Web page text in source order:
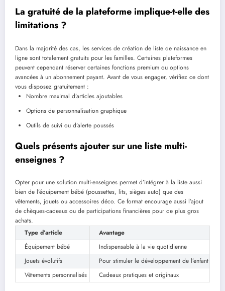
La gratuité de la plateforme implique-t-elle des
limitations ?
Dans la majorité des cas, les services de création de liste de naissance en
ligne sont totalement gratuits pour les familles. Certaines plateformes
peuvent cependant réserver certaines fonctions premium ou options
avancées à un abonnement payant. Avant de vous engager, vérifiez ce dont
vous disposez gratuitement :
Nombre maximal d’articles ajoutables
Options de personnalisation graphique
Outils de suivi ou d’alerte poussés
Quels présents ajouter sur une liste multi-
enseignes ?
Opter pour une solution multi-enseignes permet d’intégrer à la liste aussi
bien de l’équipement bébé (poussettes, lits, sièges auto) que des
vêtements, jouets ou accessoires déco. Ce format encourage aussi l’ajout
de chèques-cadeaux ou de participations financières pour de plus gros
achats.
Type d’article
Avantage
Équipement bébé
Indispensable à la vie quotidienne
Jouets évolutifs
Pour stimuler le développement de l’enfant
Vêtements personnalisés
Cadeaux pratiques et originaux